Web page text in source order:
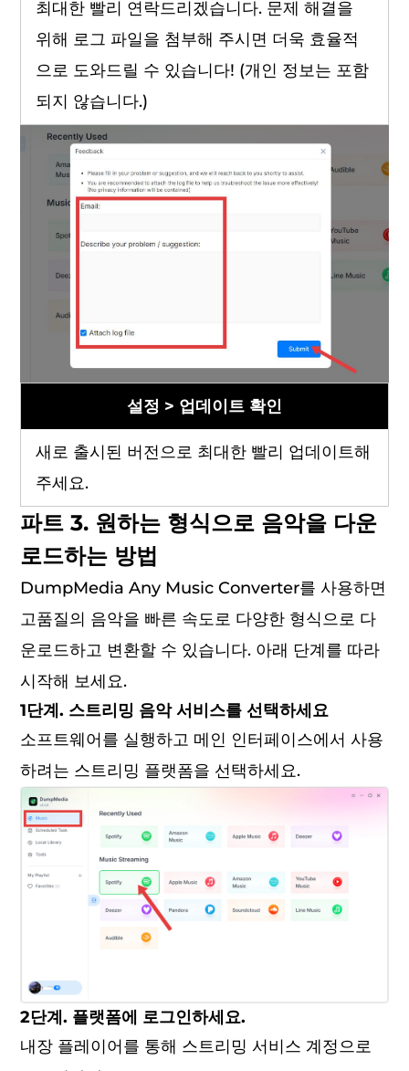
최대한 빨리 연락드리겠습니다. 문제 해결을
위해 로그 파일을 첨부해 주시면 더욱 효율적
으로 도와드릴 수 있습니다! (개인 정보는 포함
되지 않습니다.)
설정 > 업데이트 확인
새로 출시된 버전으로 최대한 빨리 업데이트해
주세요.
파트 3. 원하는 형식으로 음악을 다운
로드하는 방법
DumpMedia Any Music Converter를 사용하면
고품질의 음악을 빠른 속도로 다양한 형식으로 다
운로드하고 변환할 수 있습니다. 아래 단계를 따라
시작해 보세요.
1단계. 스트리밍 음악 서비스를 선택하세요
소프트웨어를 실행하고 메인 인터페이스에서 사용
하려는 스트리밍 플랫폼을 선택하세요.
2단계. 플랫폼에 로그인하세요.
내장 플레이어를 통해 스트리밍 서비스 계정으로